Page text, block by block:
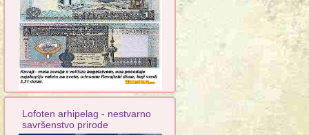
Lofoten arhipelag - nestvarno
savršenstvo prirode